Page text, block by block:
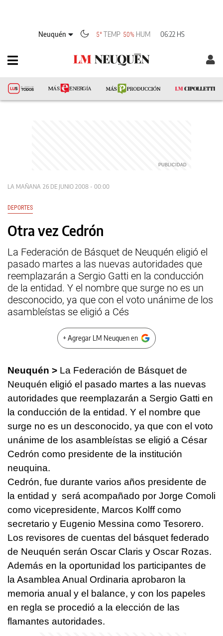
Neuquén 5° TEMP 50% HUM 06:22 HS
LA MAÑANA 26 DE JUNIO 2008 - 00:00
DEPORTES
Otra vez Cedrón
La Federación de Básquet de Neuquén eligió el
pasado martes a las nuevas autoridades que
reemplazarán a Sergio Gatti en la conducción
de la entidad. Y el nombre que surge no es un
desconocido, ya que con el voto unánime de los
asambleístas se eligió a Cés
+ Agregar LM Neuquen en
Neuquén > La Federación de Básquet de
Neuquén eligió el pasado martes a las nuevas
autoridades que reemplazarán a Sergio Gatti en
la conducción de la entidad. Y el nombre que
surge no es un desconocido, ya que con el voto
unánime de los asambleístas se eligió a César
Cedrón como presidente de la institución
neuquina.
Cedrón, fue durante varios años presidente de
la entidad y será acompañado por Jorge Comoli
como vicepresidente, Marcos Kolff como
secretario y Eugenio Messina como Tesorero.
Los revisores de cuentas del básquet federado
de Neuquén serán Oscar Claris y Oscar Rozas.
Además en la oportunidad los participantes de
la Asamblea Anual Ordinaria aprobaron la
memoria anual y el balance, y con los papeles
en regla se procedió a la elección de las
flamantes autoridades.